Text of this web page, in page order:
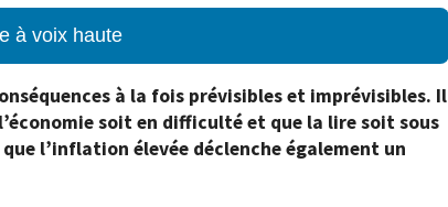
à voix haute
à la fois prévisibles et imprévisibles. Il
soit en difficulté et que la lire soit sous
l’inflation élevée déclenche également un